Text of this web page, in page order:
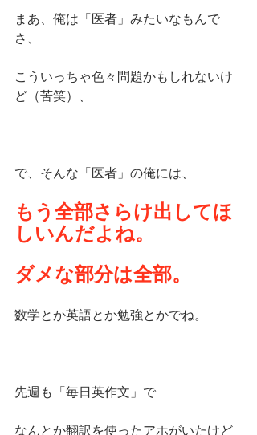
まあ、俺は「医者」みたいなもんで
さ、
こういっちゃ色々問題かもしれないけ
ど（苦笑）、
で、そんな「医者」の俺には、
もう全部さらけ出してほ
しいんだよね。
ダメな部分は全部。
数学とか英語とか勉強とかでね。
先週も「毎日英作文」で
なんとか翻訳を使ったアホがいたけど